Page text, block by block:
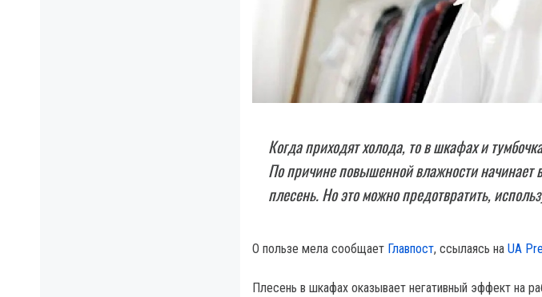
Когда приходят холода, то в шкафах и
По причине повышенной влажности начинает
плесень. Но это можно предотвратить,
О пользе мела сообщает Главпост, ссылаясь на UA
Плесень в шкафах оказывает негативный эффект на